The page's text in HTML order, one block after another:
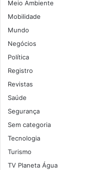
Meio Ambiente
Mobilidade
Mundo
Negócios
Política
Registro
Revistas
Saúde
Segurança
Sem categoria
Tecnologia
Turismo
TV Planeta Água